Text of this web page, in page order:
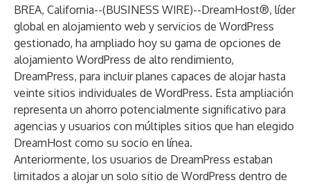
BREA, California--(BUSINESS WIRE)--DreamHost®, líder
global en alojamiento web y servicios de WordPress
gestionado, ha ampliado hoy su gama de opciones de
alojamiento WordPress de alto rendimiento,
DreamPress, para incluir planes capaces de alojar hasta
veinte sitios individuales de WordPress. Esta ampliación
representa un ahorro potencialmente significativo para
agencias y usuarios con múltiples sitios que han elegido
DreamHost como su socio en línea.
Anteriormente, los usuarios de DreamPress estaban
limitados a alojar un solo sitio de WordPress dentro de